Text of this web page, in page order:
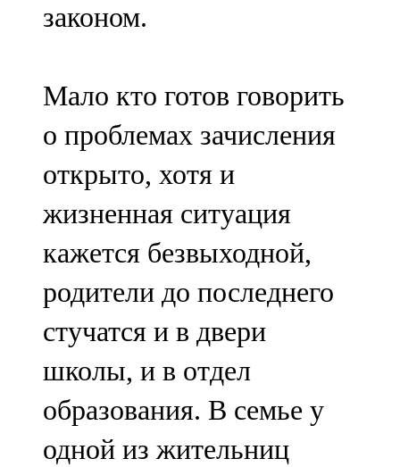
законом.
Мало кто готов говорить
о проблемах зачисления
открыто, хотя и
жизненная ситуация
кажется безвыходной,
родители до последнего
стучатся и в двери
школы, и в отдел
образования. В семье у
одной из жительниц